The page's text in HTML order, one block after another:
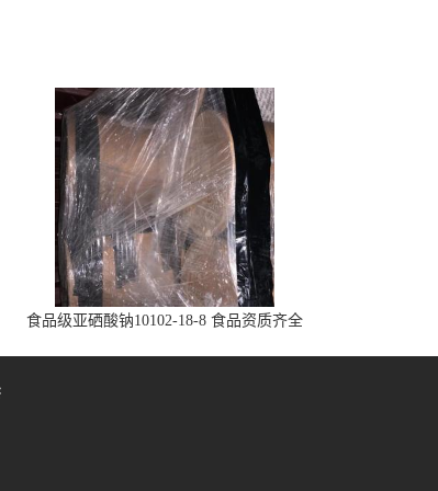
食品级亚硒酸钠10102-18-8 食品资质齐全